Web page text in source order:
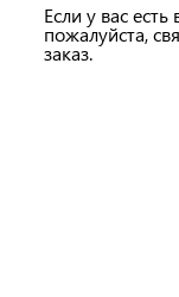
Если у вас
пожалуйста,
заказ.